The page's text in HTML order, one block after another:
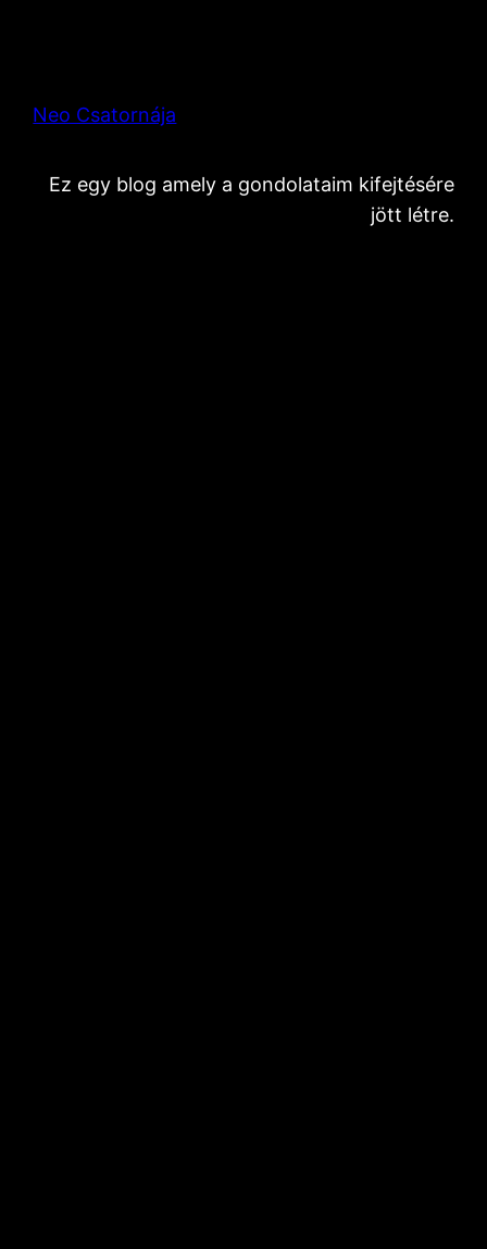
Neo Csatornája
Ez egy blog amely a gondolataim kifejtésére
jött létre.